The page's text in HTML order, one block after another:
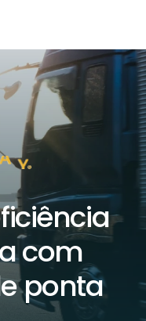
com
ponta